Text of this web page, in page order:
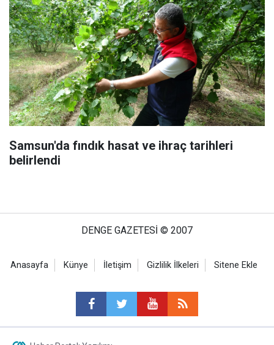
Samsun'da fındık hasat ve ihraç tarihleri
belirlendi
DENGE GAZETESİ © 2007
Anasayfa Künye İletişim Gizlilik İlkeleri Sitene Ekle